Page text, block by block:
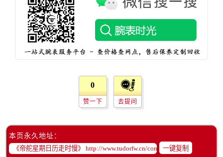
0
赞一下 去提问
本页永久地址：
一键复制